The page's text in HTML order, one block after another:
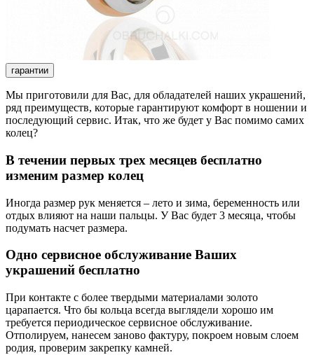
гарантии
Мы приготовили для Вас, для обладателей наших украшений,
ряд преимуществ, которые гарантируют комфорт в ношении и
последующий сервис. Итак, что же будет у Вас помимо самих
колец?
В течении первых трех месяцев бесплатно
изменим размер колец
Иногда размер рук меняется – лето и зима, беременность или
отдых влияют на наши пальцы. У Вас будет 3 месяца, чтобы
подумать насчет размера.
Одно сервисное обслуживание Ваших
украшений бесплатно
При контакте с более твердыми материалами золото
царапается. Что бы кольца всегда выглядели хорошо им
требуется периодическое сервисное обслуживание.
Отполируем, нанесем заново фактуру, покроем новым слоем
родия, проверим закрепку камней.